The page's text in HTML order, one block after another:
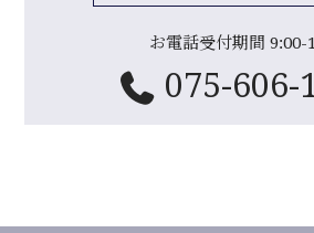
お電話受付期間 9:00-
075-606-